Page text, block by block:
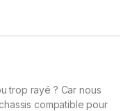
trop rayé ? Car nous
compatible pour